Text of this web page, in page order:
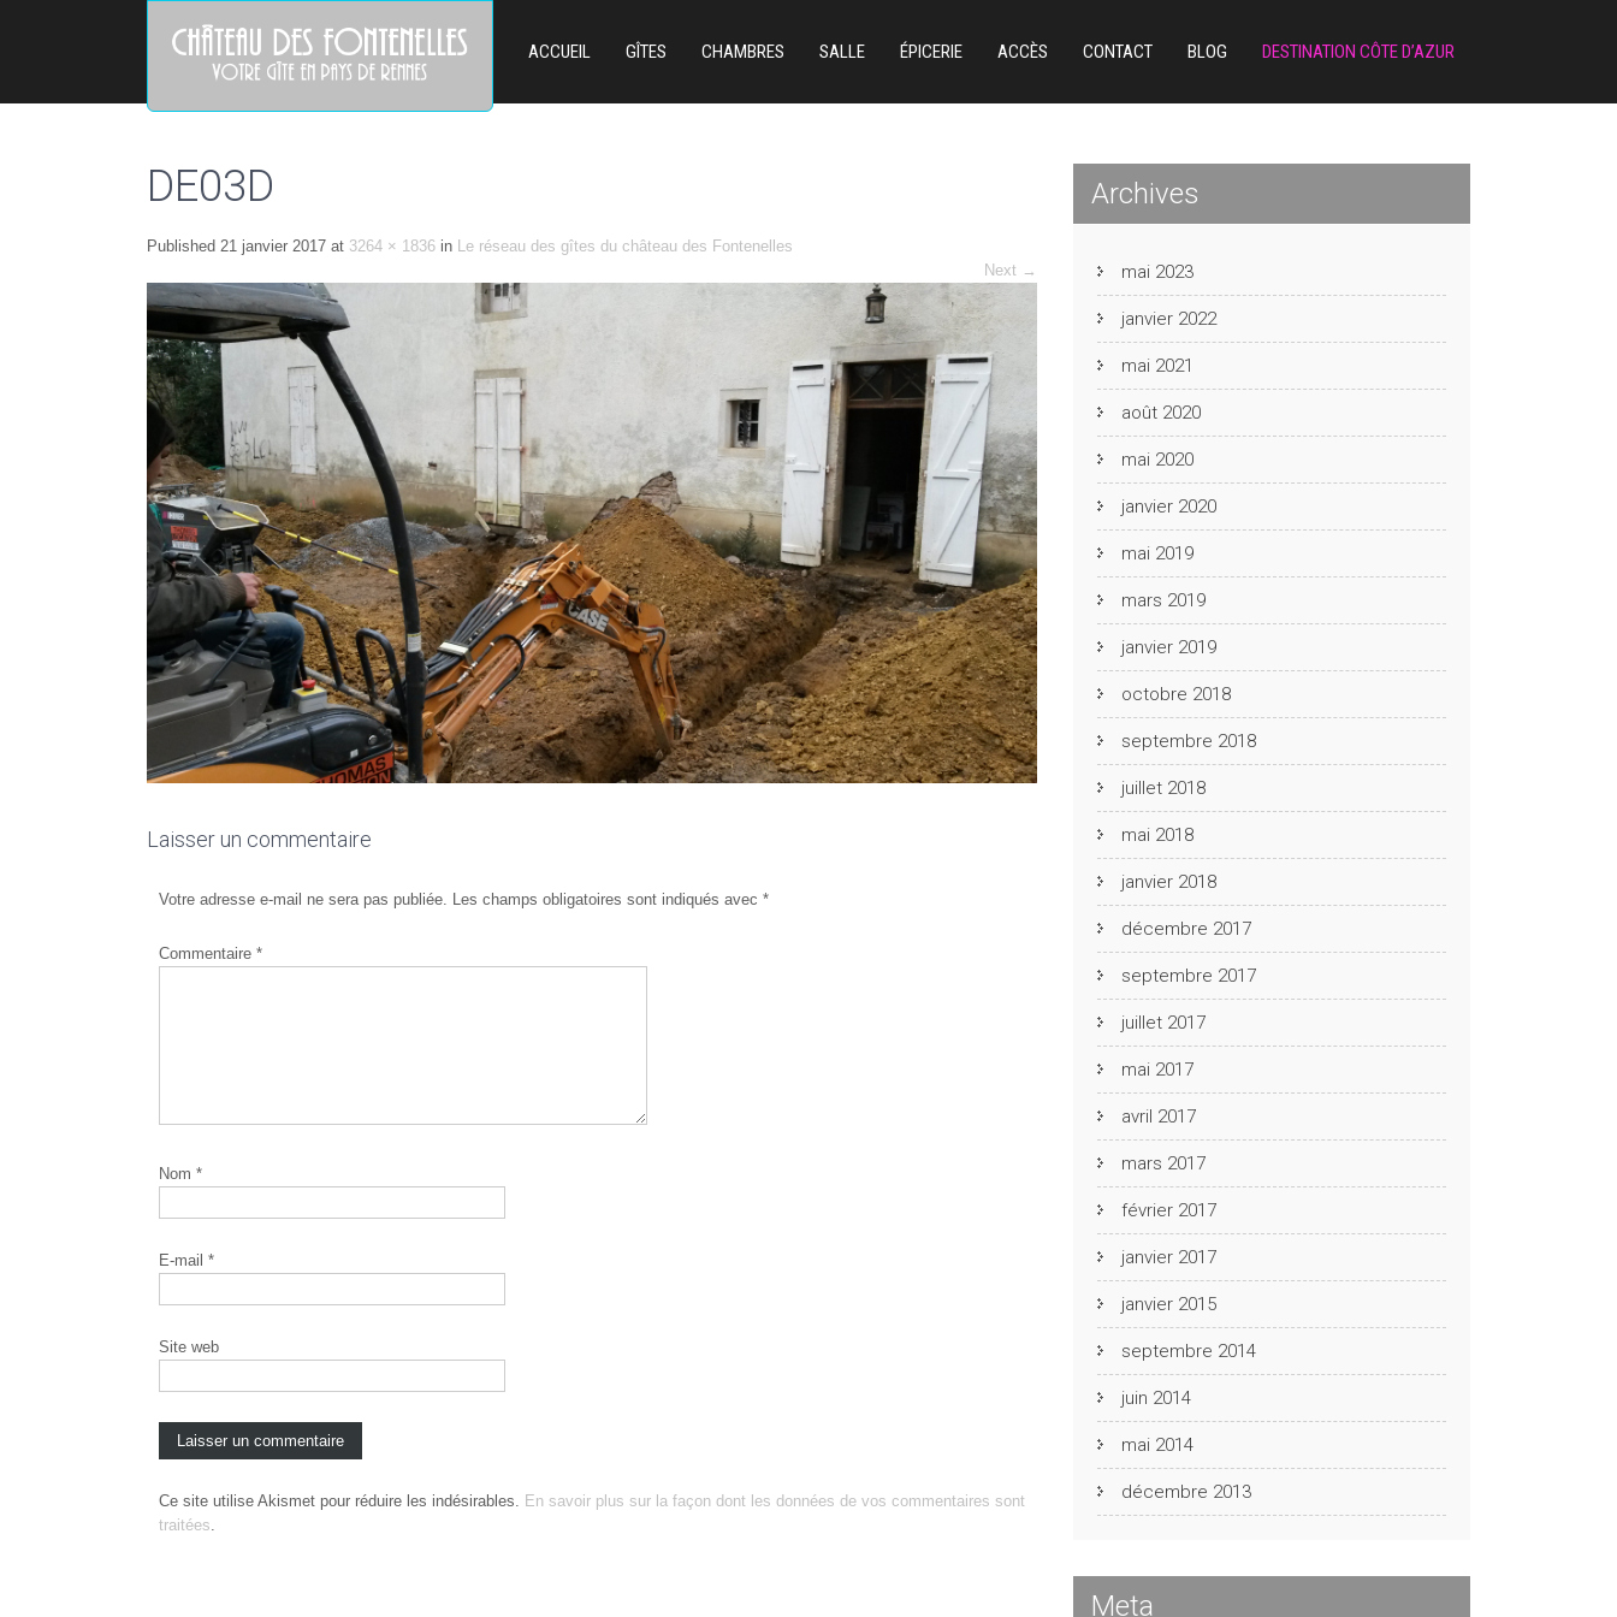
ACCUEIL GÎTES CHAMBRES SALLE ÉPICERIE ACCÈS CONTACT BLOG DESTINATION CÔTE D’AZUR
DE03D
Published 21 janvier 2017 at 3264 × 1836 in Le réseau des gîtes du château des Fontenelles
Next →
Laisser un commentaire
Votre adresse e-mail ne sera pas publiée. Les champs obligatoires sont indiqués avec *
Commentaire *
Nom *
E-mail *
Site web
Ce site utilise Akismet pour réduire les indésirables. En savoir plus sur la façon dont les données de vos commentaires sont
traitées.
Archives
mai 2023
janvier 2022
mai 2021
août 2020
mai 2020
janvier 2020
mai 2019
mars 2019
janvier 2019
octobre 2018
septembre 2018
juillet 2018
mai 2018
janvier 2018
décembre 2017
septembre 2017
juillet 2017
mai 2017
avril 2017
mars 2017
février 2017
janvier 2017
janvier 2015
septembre 2014
juin 2014
mai 2014
décembre 2013
Meta